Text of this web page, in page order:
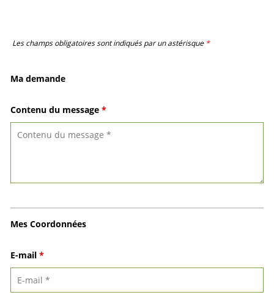
Les champs obligatoires sont indiqués par un astérisque *
Ma demande
Contenu du message *
Mes Coordonnées
E-mail *